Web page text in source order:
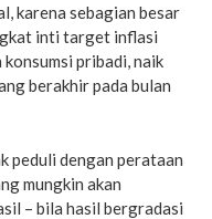
karena sebagian besar
inti target inflasi
pribadi, naik
berakhir pada bulan
peduli dengan perataan
mungkin akan
– bila hasil bergradasi